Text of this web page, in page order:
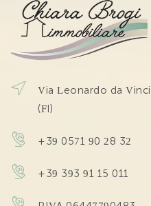
Via Leonardo da
(FI)
+39 0571 90 28 32
+39 393 91 15 011